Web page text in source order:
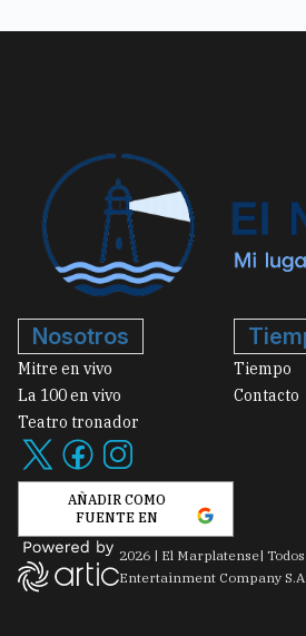
Nosotros
Mitre en vivo
La 100 en vivo
Teatro tronador
AÑADIR COMO
FUENTE EN
Tiempo
Contacto
2026 | El Marplatense|
Entertainment Company